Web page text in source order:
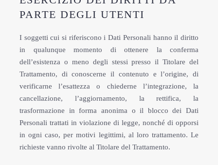
PARTE DEGLI UTENTI
I soggetti cui si riferiscono i Dati Personali hanno il diritto
in qualunque momento di ottenere la conferma
dell’esistenza o meno degli stessi presso il Titolare del
Trattamento, di conoscerne il contenuto e l’origine, di
verificarne l’esattezza o chiederne l’integrazione, la
cancellazione, l’aggiornamento, la rettifica, la
trasformazione in forma anonima o il blocco dei Dati
Personali trattati in violazione di legge, nonché di opporsi
in ogni caso, per motivi legittimi, al loro trattamento. Le
richieste vanno rivolte al Titolare del Trattamento.